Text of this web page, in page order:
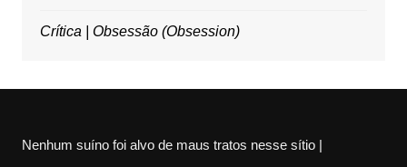
Crítica | Obsessão (Obsession)
Nenhum suíno foi alvo de maus tratos nesse sítio |